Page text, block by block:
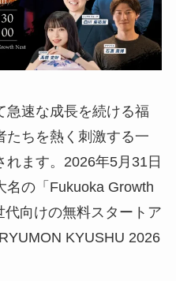
急速な成長を続ける福
たちを熱く刺激する一
れます。2026年5月31日
名の「Fukuoka Growth
向けの無料スタートア
KYUSHU 2026